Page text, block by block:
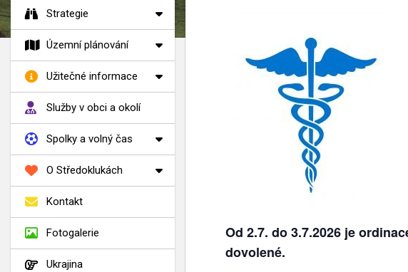
Od 2.7. do 3.7.2026 je
dovolené.
Strategie
Územní plánování
Užitečné informace
Služby v obci a okolí
Spolky a volný čas
O Středoklukách
Kontakt
Fotogalerie
Ukrajina